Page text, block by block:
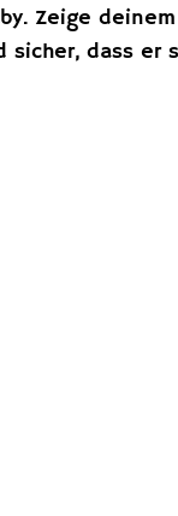
Zeige deinem
sicher, dass er